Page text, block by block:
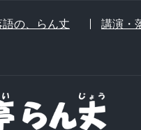
語の、らん丈 講演・